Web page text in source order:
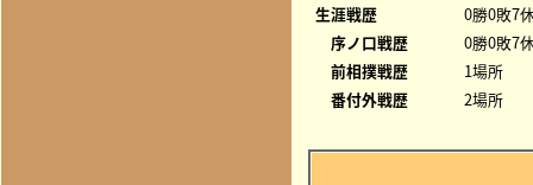
生涯戦歴
0勝0敗7
序ノ口戦歴
0勝0敗7
前相撲戦歴
1場所
番付外戦歴
2場所